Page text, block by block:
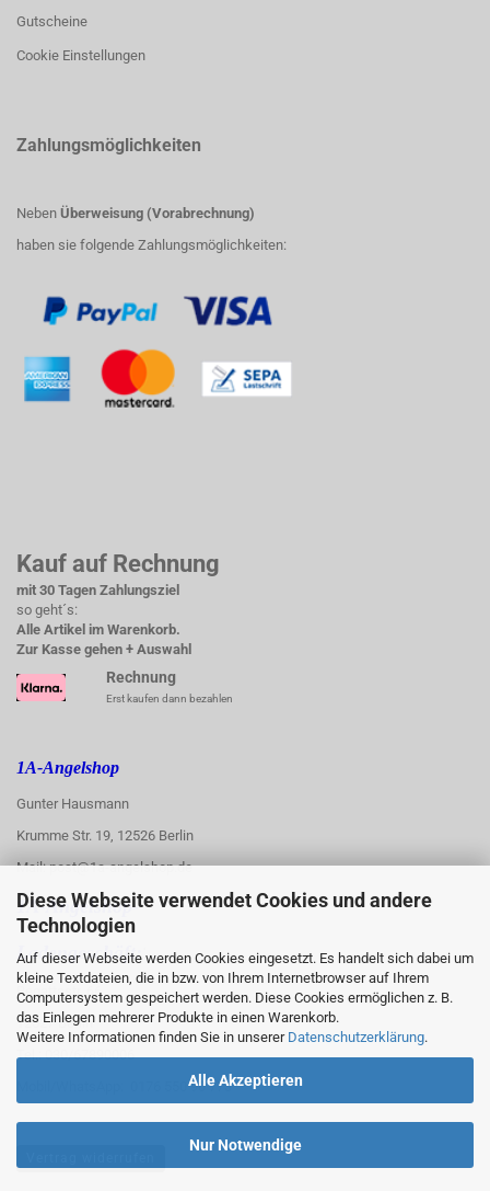
Diese Webseite verwendet Cookies und andere
Technologien
Auf dieser Webseite werden Cookies eingesetzt. Es handelt sich dabei um
kleine Textdateien, die in bzw. von Ihrem Internetbrowser auf Ihrem
Computersystem gespeichert werden. Diese Cookies ermöglichen z. B.
das Einlegen mehrerer Produkte in einen Warenkorb.
Weitere Informationen finden Sie in unserer Datenschutzerklärung.
Alle Akzeptieren
Nur Notwendige
Gutscheine
Cookie Einstellungen
Zahlungsmöglichkeiten
Neben Überweisung (Vorabrechnung)
haben sie folgende Zahlungsmöglichkeiten:
Kauf auf Rechnung
mit 30 Tagen Zahlungsziel
so geht´s:
Alle Artikel im Warenkorb.
Zur Kasse gehen + Auswahl
Rechnung
Erst kaufen dann bezahlen
1A-Angelshop
Gunter Hausmann
Krumme Str. 19, 12526 Berlin
Mail: post@1a-angelshop.de
1A-Angelshop-
Ladengeschäft::
Regattastr. 66
12527 Berlin
Tel.: 030/67890006
Mobil/WhatsApp: 0176 550 90 773